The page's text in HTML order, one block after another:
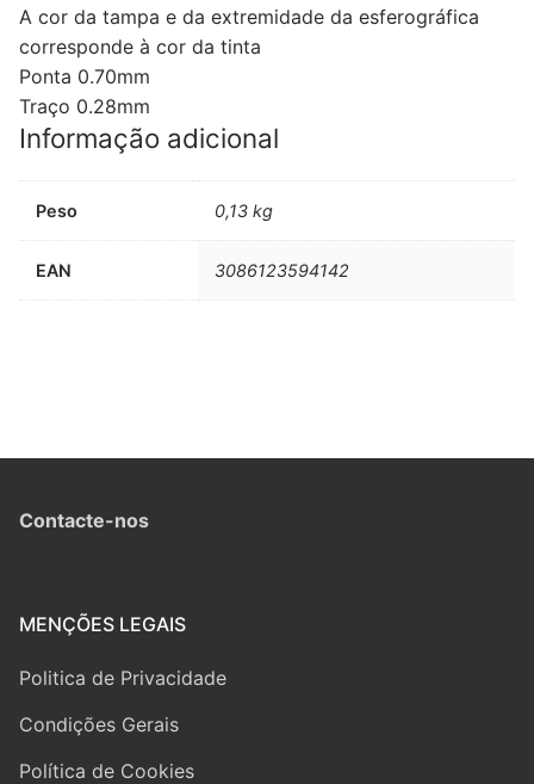
A cor da tampa e da extremidade da esferográfica
corresponde à cor da tinta
Ponta 0.70mm
Traço 0.28mm
Informação adicional
Peso 0,13 kg
EAN 3086123594142
Contacte-nos
MENÇÕES LEGAIS
Politica de Privacidade
Condições Gerais
Política de Cookies